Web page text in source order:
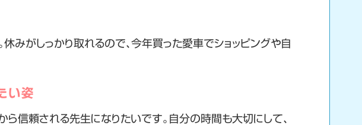
みがしっかり取れるので、今年買った愛車でショッピングや自
い姿
信頼される先生になりたいです。自分の時間も大切にして、